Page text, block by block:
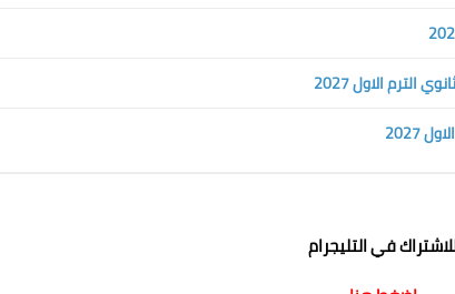
الاول 2027
2027
في التليجرام